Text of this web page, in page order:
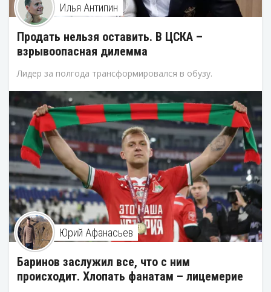
Илья Антипин
Продать нельзя оставить. В ЦСКА –
взрывоопасная дилемма
Лидер за полгода трансформировался в обузу.
Юрий Афанасьев
Баринов заслужил все, что с ним
происходит. Хлопать фанатам – лицемерие